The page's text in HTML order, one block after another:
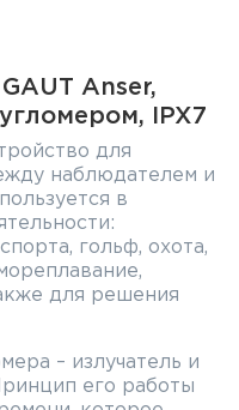
Anser,
IPX7
для
наблюдателем и
в
гольф, охота,
для решения
– излучатель и
его работы